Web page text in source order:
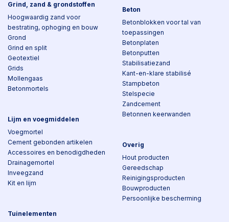
Grind, zand & grondstoffen
Hoogwaardig zand voor
bestrating, ophoging en bouw
Grond
Grind en split
Geotextiel
Grids
Mollengaas
Betonmortels
Lijm en voegmiddelen
Voegmortel
Cement gebonden artikelen
Accessoires en benodigdheden
Drainagemortel
Inveegzand
Kit en lijm
Tuinelementen
Beton
Betonblokken voor tal van
toepassingen
Betonplaten
Betonputten
Stabilisatiezand
Kant-en-klare stabilisé
Stampbeton
Stelspecie
Zandcement
Betonnen keerwanden
Overig
Hout producten
Gereedschap
Reinigingsproducten
Bouwproducten
Persoonlijke bescherming